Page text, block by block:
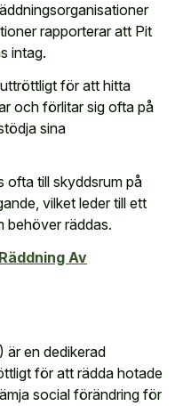
rapporterar att Pit
intag.
för att hitta
och förlitar sig ofta på
sina
ofta till skyddsrum på
vilket leder till ett
behöver räddas.
Räddning Av
är en dedikerad
för att rädda hotade
social förändring för